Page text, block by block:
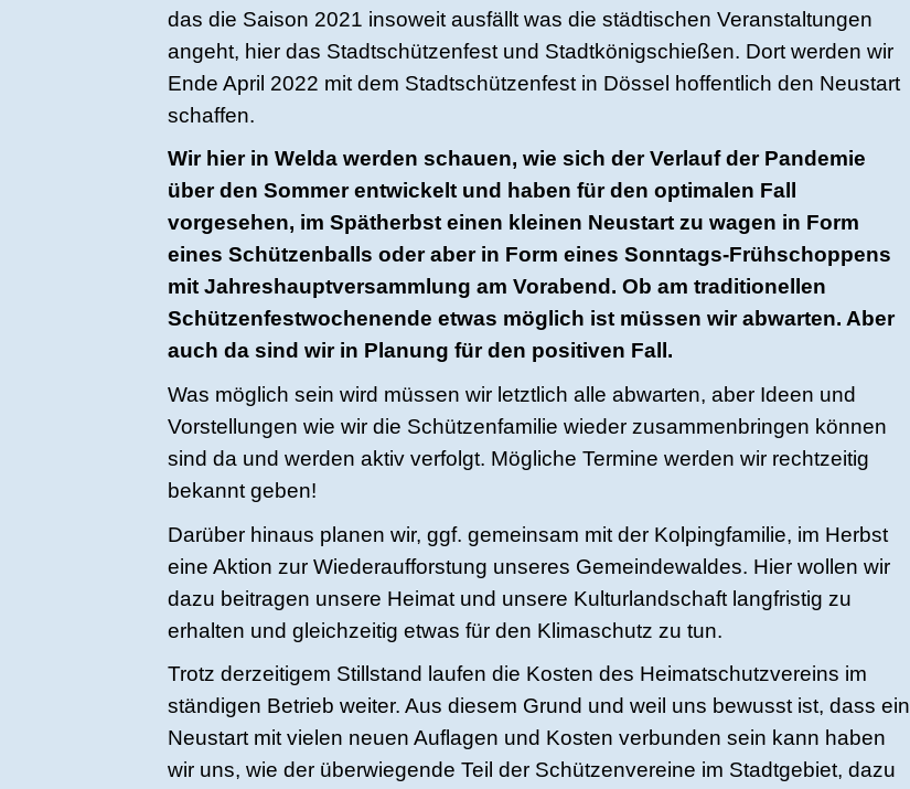
das die Saison 2021 insoweit ausfällt was die städtischen Veranstaltungen
angeht, hier das Stadtschützenfest und Stadtkönigschießen. Dort werden wir
Ende April 2022 mit dem Stadtschützenfest in Dössel hoffentlich den Neustart
schaffen.
Wir hier in Welda werden schauen, wie sich der Verlauf der Pandemie
über den Sommer entwickelt und haben für den optimalen Fall
vorgesehen, im Spätherbst einen kleinen Neustart zu wagen in Form
eines Schützenballs oder aber in Form eines Sonntags-Frühschoppens
mit Jahreshauptversammlung am Vorabend. Ob am traditionellen
Schützenfestwochenende etwas möglich ist müssen wir abwarten. Aber
auch da sind wir in Planung für den positiven Fall.
Was möglich sein wird müssen wir letztlich alle abwarten, aber Ideen und
Vorstellungen wie wir die Schützenfamilie wieder zusammenbringen können
sind da und werden aktiv verfolgt. Mögliche Termine werden wir rechtzeitig
bekannt geben!
Darüber hinaus planen wir, ggf. gemeinsam mit der Kolpingfamilie, im Herbst
eine Aktion zur Wiederaufforstung unseres Gemeindewaldes. Hier wollen wir
dazu beitragen unsere Heimat und unsere Kulturlandschaft langfristig zu
erhalten und gleichzeitig etwas für den Klimaschutz zu tun.
Trotz derzeitigem Stillstand laufen die Kosten des Heimatschutzvereins im
ständigen Betrieb weiter. Aus diesem Grund und weil uns bewusst ist, dass ein
Neustart mit vielen neuen Auflagen und Kosten verbunden sein kann haben
wir uns, wie der überwiegende Teil der Schützenvereine im Stadtgebiet, dazu